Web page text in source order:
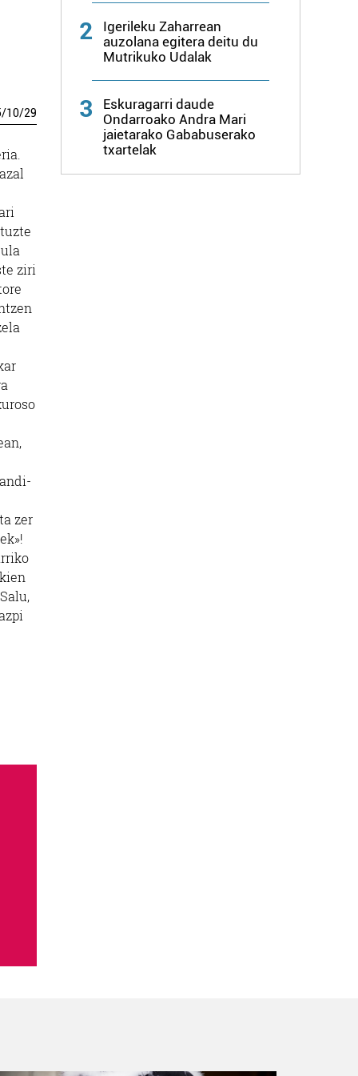
/10/29
ziri
zer
2
Igerileku Zaharrean
auzolana egitera deitu du
Mutrikuko Udalak
3
Eskuragarri daude
Ondarroako Andra Mari
jaietarako Gababuserako
txartelak